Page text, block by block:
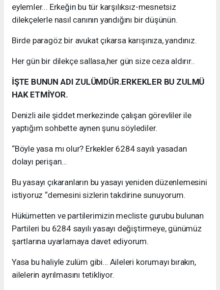
eylemler... Erkeğin bu tür karşılıksız-mesnetsiz
dilekçelerle nasıl canının yandığını bir düşünün.
Birde paragöz bir avukat çıkarsa karışınıza, yandınız.
Her gün bir dilekçe sallasa,her gün size ceza aldırır..
İŞTE BUNUN ADI ZULÜMDÜR.ERKEKLER BU ZULMÜ
HAK ETMİYOR.
Denizli aile şiddet merkezinde çalışan görevliler ile
yaptığım sohbette aynen şunu söylediler.
“Böyle yasa mı olur? Erkekler 6284 sayılı yasadan
dolayı perişan…
Bu yasayı çıkaranların bu yasayı yeniden düzenlemesini
istiyoruz “demesini sizlerin takdirine sunuyorum.
Hükümetten ve partilerimizin mecliste gurubu bulunan
Partileri bu 6284 sayılı yasayı değiştirmeye, günümüz
şartlarına uyarlamaya davet ediyorum.
Yasa bu haliyle zulüm gibi… Aileleri korumayı bırakın,
ailelerin ayrılmasını tetikliyor.